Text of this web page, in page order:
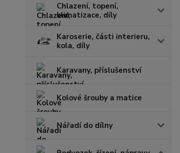
Chlazení, topení,
klimatizace, díly
Karoserie, části interieru,
kola, díly
Karavany, příslušenství
Kolové šrouby a matice
Nářadí do dílny